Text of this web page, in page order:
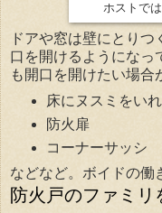
ホストで
ドアや窓は壁にとり
口を開けるようになっ
も開口を開けたい場合
床にヌスミをい
防火扉
コーナーサッシ
などなど。ボイドの働
防火戸のファミリ